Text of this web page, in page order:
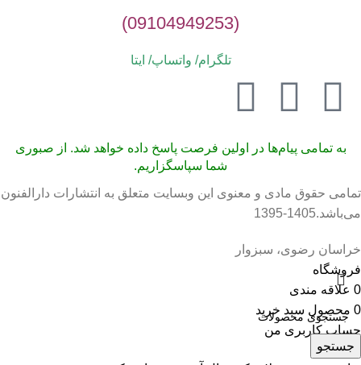
(09104949253)
تلگرام/ واتساپ/ ایتا
به تمامی پیام‌ها در اولین فرصت پاسخ داده خواهد شد. از صبوری
شما سپاسگزاریم.
تمامی حقوق مادی و معنوی این وبسایت متعلق به انتشارات دارالفنون
می‌باشد.1405-1395
خراسان رضوی، سبزوار
جستجو
فروشگاه
0 علاقه مندی
0 محصول سبد خرید
حساب کاربری من